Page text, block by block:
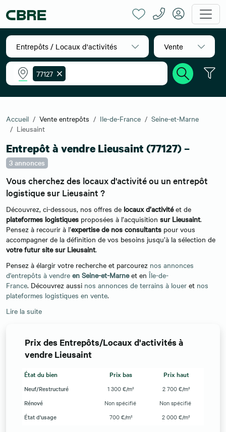
Entrepôts / Locaux d'activités Vente
77127
Accueil Vente entrepôts Ile-de-France
Seine-et-Marne
Lieusaint
Entrepôt à vendre Lieusaint (77127) –
3 annonces
Vous cherchez des locaux d'activité ou un entrepôt
logistique sur Lieusaint ?
Découvrez, ci-dessous, nos offres de locaux d’activitéet de
plateformes logistiques proposées à l’acquisition sur Lieusaint.
Pensez à recourir à l’expertise de nos consultants pour vous
accompagner de la définition de vos besoins jusqu’à la sélection de
votre futur site sur Lieusaint.
Pensez à élargir votre recherche et parcourez nos annonces
d'entrepôts à vendre en Seine-et-Marneet en Île-de-
France. Découvrez aussi nos annonces de terrains à louer et nos
plateformes logistiques en vente.
Lire la suite
Prix des Entrepôts/Locaux d'activités à
vendre Lieusaint
État du bien Prix bas Prix haut
Neuf/Restructuré 1 300 €/m²
2 700 €/m²
Rénové
Non spécifié
Non spécifié
État d'usage
700 €/m² 2 000 €/m²